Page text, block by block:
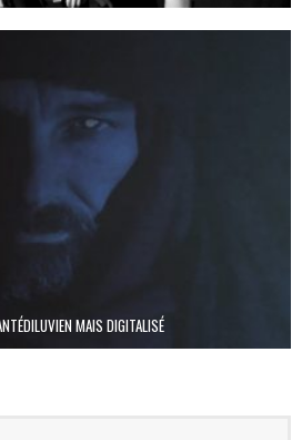
MAIS DIGITALISÉ